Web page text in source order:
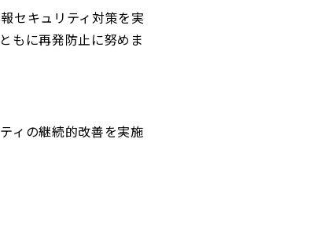
セキュリティ対策を実
もに再発防止に努めま
ィの継続的改善を実施